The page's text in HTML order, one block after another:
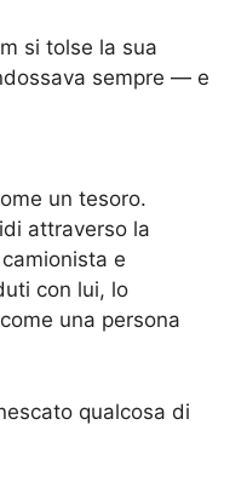
si tolse la sua
sempre — e
un tesoro.
attraverso la
e
con lui, lo
una persona
qualcosa di